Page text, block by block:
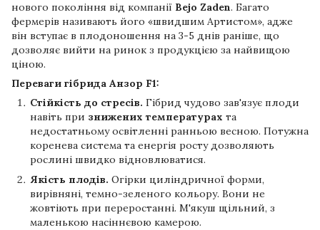
нового покоління від компанії Bejo Zaden. Багато
фермерів називають його «швидшим Артистом», адже
він вступає в плодоношення на 3-5 днів раніше, що
дозволяє вийти на ринок з продукцією за найвищою
ціною.
Переваги гібрида Анзор F1:
Стійкість до стресів. Гібрид чудово зав'язує плоди
навіть при знижених температурах та
недостатньому освітленні ранньою весною. Потужна
коренева система та енергія росту дозволяють
рослині швидко відновлюватися.
Якість плодів. Огірки циліндричної форми,
вирівняні, темно-зеленого кольору. Вони не
жовтіють при переростанні. М'якуш щільний, з
маленькою насіннєвою камерою.